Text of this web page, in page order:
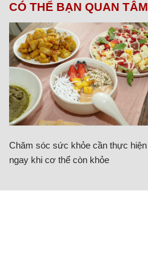
CÓ THỂ BẠN QUAN TÂM
Chăm sóc sức khỏe cần thực hiện
ngay khi cơ thể còn khỏe